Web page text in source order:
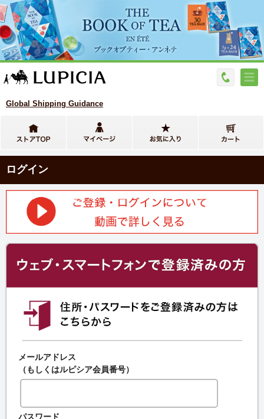
Global Shipping Guidance
ログイン
メールアドレス
（もしくはルピシア会員番号）
パスワード